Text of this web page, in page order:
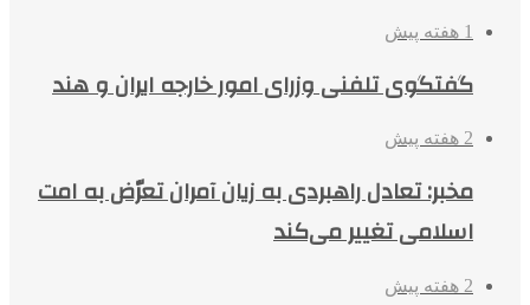
1 هفته پیش
گفتگوی تلفنی وزرای امور خارجه ایران و هند
2 هفته پیش
مخبر: تعادل راهبردی به زیان آمران تعرّض به امت
اسلامی تغییر می‌کند
2 هفته پیش